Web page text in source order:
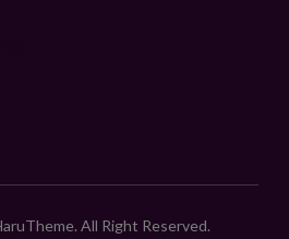
All Right Reserved.